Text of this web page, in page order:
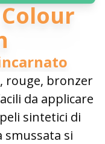
rouge, bronzer
da applicare
sintetici di
si